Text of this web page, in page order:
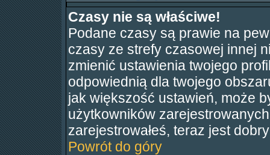
Czasy nie są właściwe!
Podane czasy są prawie na
czasy ze strefy czasowej innej
zmienić ustawienia twojego
odpowiednią dla twojego
jak większość ustawień, może
użytkowników
zarejestrowałeś, teraz jest
Powrót do góry